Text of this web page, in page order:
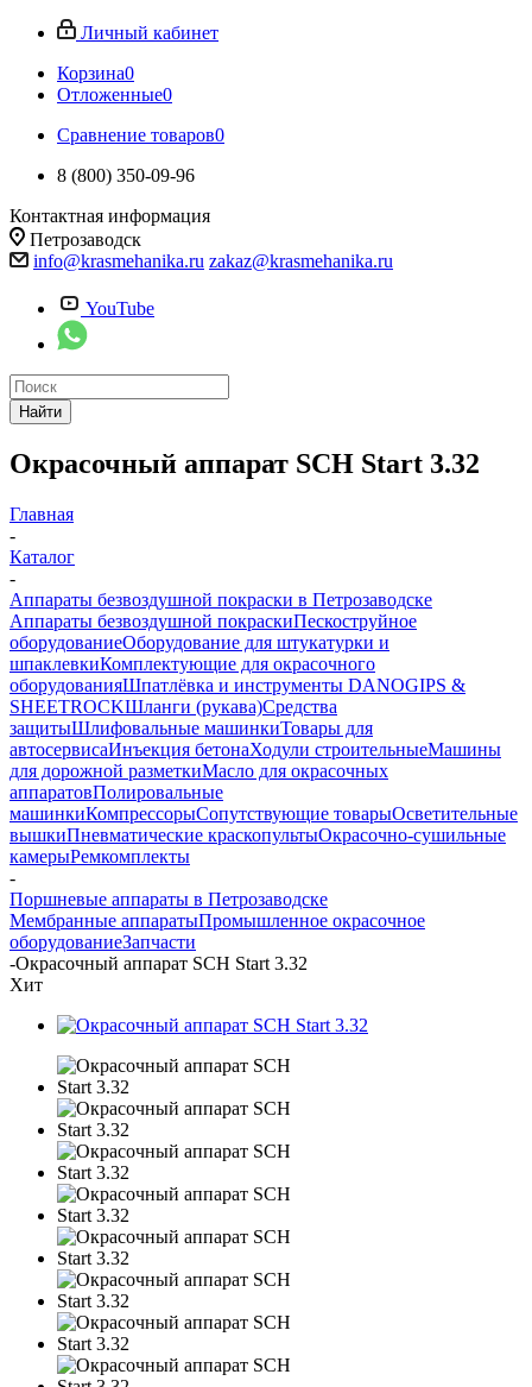
Личный кабинет
Корзина0
Отложенные0
Сравнение товаров0
8 (800) 350-09-96
Контактная информация
Петрозаводск
info@krasmehanika.ru zakaz@krasmehanika.ru
YouTube
Найти
Окрасочный аппарат SCH Start 3.32
Главная
-
Каталог
-
Аппараты безвоздушной покраски в Петрозаводске
Аппараты безвоздушной покраскиПескоструйное
оборудованиеОборудование для штукатурки и
шпаклевкиКомплектующие для окрасочного
оборудованияШпатлёвка и инструменты DANOGIPS &
SHEETROCKШланги (рукава)Средства
защитыШлифовальные машинкиТовары для
автосервисаИнъекция бетонаХодули строительныеМашины
для дорожной разметкиМасло для окрасочных
аппаратовПолировальные
машинкиКомпрессорыСопутствующие товарыОсветительные
вышкиПневматические краскопультыОкрасочно-сушильные
камерыРемкомплекты
-
Поршневые аппараты в Петрозаводске
Мембранные аппаратыПромышленное окрасочное
оборудованиеЗапчасти
-Окрасочный аппарат SCH Start 3.32
Хит